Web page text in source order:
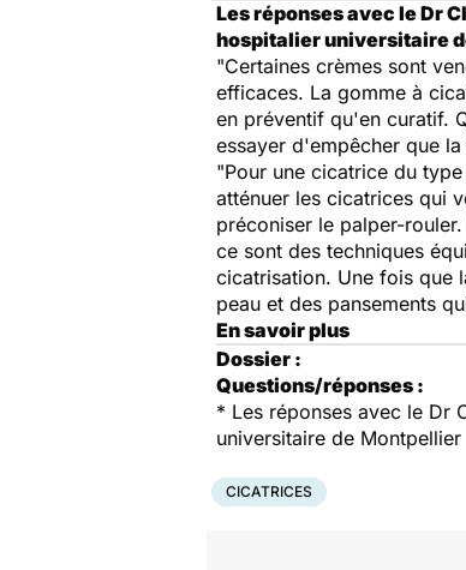
Les réponses avec le Dr
hospitalier universitaire
"Certaines crèmes sont
efficaces. La gomme à
en préventif qu'en curatif.
essayer d'empêcher que
"Pour une cicatrice du
atténuer les cicatrices qui
préconiser le palper-
ce sont des techniques
cicatrisation. Une fois que
peau et des pansements
En savoir plus
Dossier :
Questions/réponses :
* Les réponses avec le Dr
universitaire de Montpellier
CICATRICES